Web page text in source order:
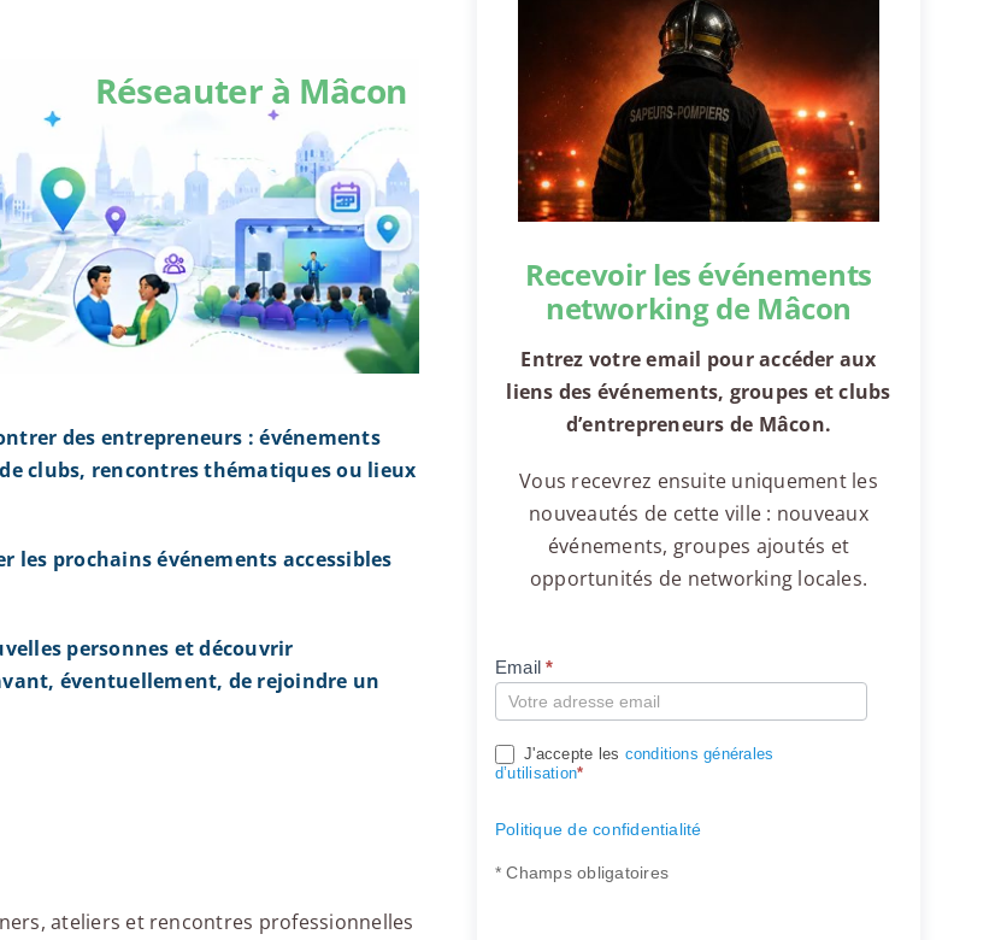
Réseauter à Mâcon
des entrepreneurs : événements
clubs, rencontres thématiques ou lieux
les prochains événements accessibles
personnes et découvrir
éventuellement, de rejoindre un
ateliers et rencontres professionnelles
Recevoir les événements
networking de Mâcon
Entrez votre email pour accéder aux
liens des événements, groupes et clubs
d’entrepreneurs de Mâcon.
Vous recevrez ensuite uniquement les
nouveautés de cette ville : nouveaux
événements, groupes ajoutés et
opportunités de networking locales.
Compte
Email*
J'accepte les conditions générales
d’utilisation*
Politique de confidentialité
* Champs obligatoires